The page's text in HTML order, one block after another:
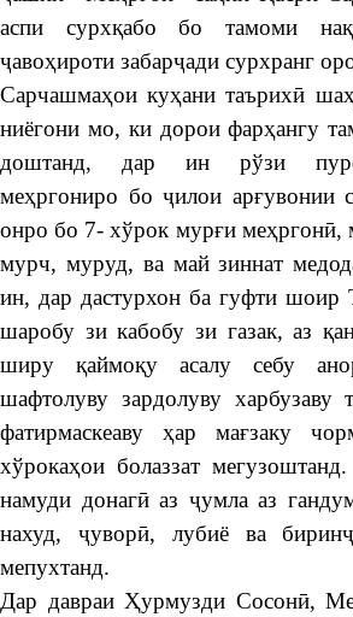
аспи сурхқабо бо тамоми
ҷавоҳироти забарҷади сурхранг
Сарчашмаҳои куҳани таърихӣ
ниёгони мо, ки дорои фарҳангу
доштанд, дар ин рўзи
меҳргониро бо ҷилои арғувонии
онро бо 7- хўрок мурғи меҳргонӣ,
мурч, муруд, ва май зиннат
ин, дар дастурхон ба гуфти шоир
шаробу зи кабобу зи газак, аз
ширу қаймоқу асалу себу
шафтолуву зардолуву харбузаву
фатирмаскеаву ҳар мағзаку
хўрокаҳои болаззат
намуди донагӣ аз ҷумла аз
нахуд, ҷуворӣ, лубиё ва
мепухтанд.
Дар давраи Ҳурмузди Сосонӣ,